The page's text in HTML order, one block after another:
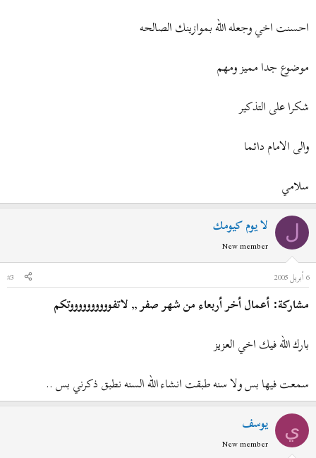
احسنت اخي وجعله الله بموازينك الصالحه
موضوع جدا مميز ومهم
شكرا على التذكير
والى الامام دائما
سلامي
ل لا يوم كيومك
New member
6 أبريل 2005
#3
مشاركة: أعمال أخر أربعاء من شهر صفر ,, لاتفووووووووووتكم
بارك الله فيك اخي العزيز
سمعت فيها بس ولا سنه طبقت انشاء الله السنه نطبق ذكرني بس ..
ي يوسف
New member